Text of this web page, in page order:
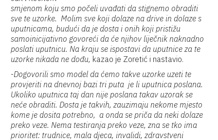
smjenom koju smo počeli uvađati da stignemo obraditi
sve te uzorke. Molim sve koji dolaze na drive in dolaze s
uputnicama, budući da je dosta i onih koji pristižu
samoinicijativno govoreći da će njihov liječnik naknadno
poslati uputnicu. Na kraju se ispostavi da uputnice za te
uzorke nikada ne dođu, kazao je Zoretić i nastavio.
-Dogovorili smo model da ćemo takve uzorke uzeti te
provjeriti na dnevnoj bazi tri puta je li uputnica poslana.
Ukoliko uputnica taj dan nije poslana takav uzorak se
neće obraditi. Dosta je takvih, zauzimaju nekome mjesto
kome je dosita potrebno, a onda se priča da neki dolaze
preko veze. Nema testiranja preko veze, zna se tko ima
prioritet: trudnice, mala djeca, invalidi, zdravstveni